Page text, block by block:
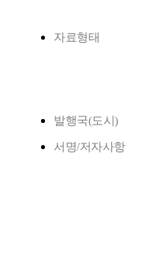
자료형태
발행국(도시)
서명/저자사항